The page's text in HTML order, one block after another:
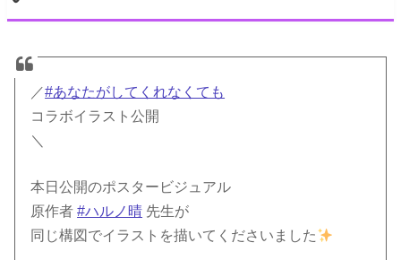
／#あなたがしてくれなくても
コラボイラスト公開
＼
本日公開のポスタービジュアル
原作者#ハルノ晴 先生が
同じ構図でイラストを描いてくださいました